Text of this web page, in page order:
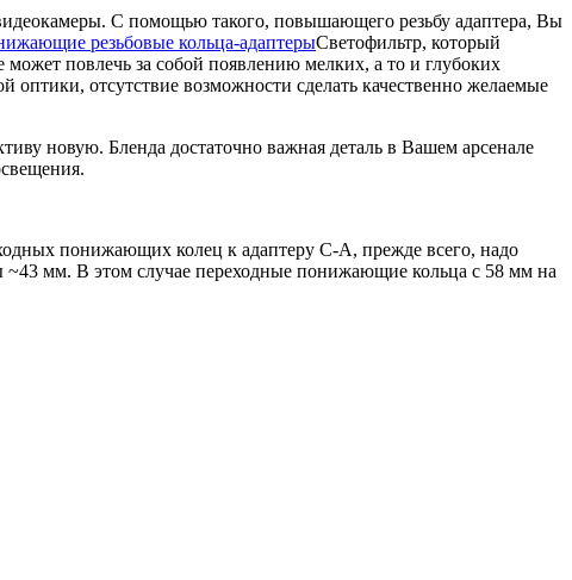
С помощью такого, повышающего резьбу адаптера, Вы
Светофильтр, который
повлечь за собой появлению мелких, а то и глубоких
отсутствие возможности сделать качественно желаемые
новую. Бленда достаточно важная деталь в Вашем арсенале
понижающих колец к адаптеру C-A, прежде всего, надо
~43 мм. В этом случае переходные понижающие кольца с 58 мм на